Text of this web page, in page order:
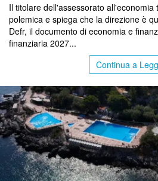
Il titolare dell'assessorato
polemica e spiega che la direzione è
Defr, il documento di economia e
finanziaria 2027...
Continua a